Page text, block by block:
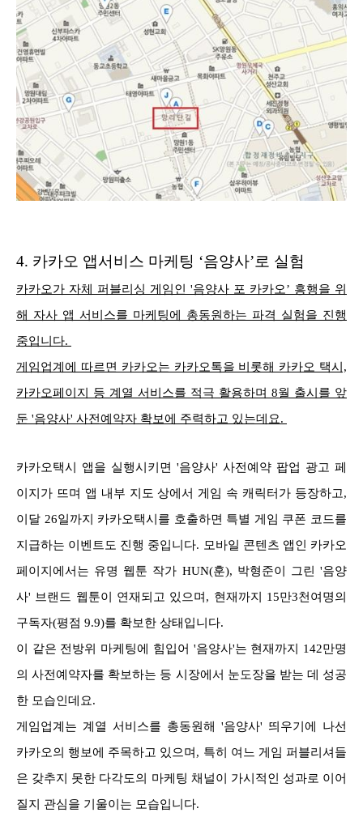
4. 카카오 앱서비스 마케팅 ‘음양사’로 실험
카카오가 자체 퍼블리싱 게임인 '음양사 포 카카오’ 흥행을 위
해 자사 앱 서비스를 마케팅에 총동원하는 파격 실험을 진행
중입니다.
게임업계에 따르면 카카오는 카카오톡을 비롯해 카카오 택시,
카카오페이지 등 계열 서비스를 적극 활용하며 8월 출시를 앞
둔 '음양사' 사전예약자 확보에 주력하고 있는데요.
카카오택시 앱을 실행시키면 '음양사' 사전예약 팝업 광고 페
이지가 뜨며 앱 내부 지도 상에서 게임 속 캐릭터가 등장하고,
이달 26일까지 카카오택시를 호출하면 특별 게임 쿠폰 코드를
지급하는 이벤트도 진행 중입니다. 모바일 콘텐츠 앱인 카카오
페이지에서는 유명 웹툰 작가 HUN(훈), 박형준이 그린 '음양
사' 브랜드 웹툰이 연재되고 있으며, 현재까지 15만3천여명의
구독자(평점 9.9)를 확보한 상태입니다.
이 같은 전방위 마케팅에 힘입어 '음양사'는 현재까지 142만명
의 사전예약자를 확보하는 등 시장에서 눈도장을 받는 데 성공
한 모습인데요.
게임업계는 계열 서비스를 총동원해 '음양사' 띄우기에 나선
카카오의 행보에 주목하고 있으며, 특히 여느 게임 퍼블리셔들
은 갖추지 못한 다각도의 마케팅 채널이 가시적인 성과로 이어
질지 관심을 기울이는 모습입니다.